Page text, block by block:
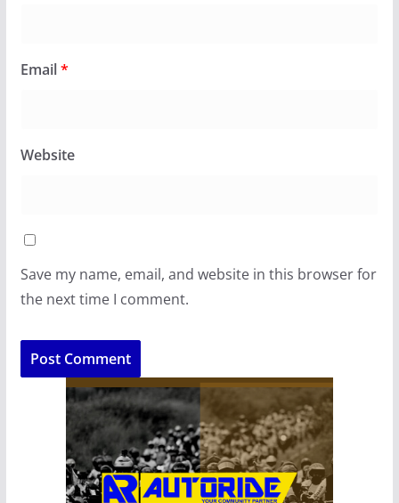
Email*
Website
Save my name, email, and website in this browser for
the next time I comment.